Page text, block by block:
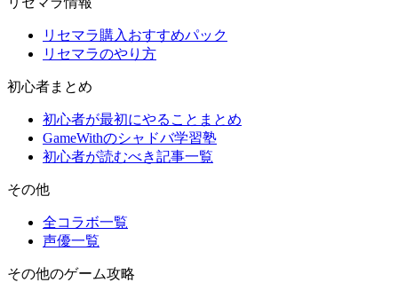
リセマラ購入おすすめパック
リセマラのやり方
初心者まとめ
初心者が最初にやることまとめ
GameWithのシャドバ学習塾
初心者が読むべき記事一覧
その他
全コラボ一覧
声優一覧
その他のゲーム攻略